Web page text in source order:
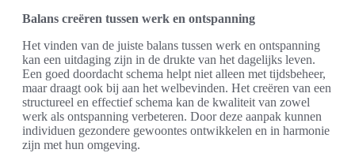
Balans creëren tussen werk en ontspanning
Het vinden van de juiste balans tussen werk en ontspanning
kan een uitdaging zijn in de drukte van het dagelijks leven.
Een goed doordacht schema helpt niet alleen met tijdsbeheer,
maar draagt ook bij aan het welbevinden. Het creëren van een
structureel en effectief schema kan de kwaliteit van zowel
werk als ontspanning verbeteren. Door deze aanpak kunnen
individuen gezondere gewoontes ontwikkelen en in harmonie
zijn met hun omgeving.